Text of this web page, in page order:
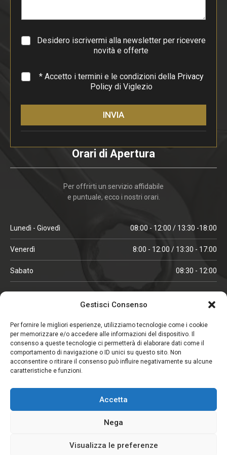
Gestisci Consenso
Per fornire le migliori esperienze, utilizziamo tecnologie come i cookie
per memorizzare e/o accedere alle informazioni del dispositivo. Il
consenso a queste tecnologie ci permetterà di elaborare dati come il
comportamento di navigazione o ID unici su questo sito. Non
acconsentire o ritirare il consenso può influire negativamente su alcune
caratteristiche e funzioni.
Accetta
Nega
Visualizza le preferenze
g
a
f
Desidero iscrivermi alla newsletter per ricevere
novità e offerte
* * Accetto i termini e le condizioni della Privacy
Policydi Viglezio
INVIA
Orari di Apertura
Per offrirti un servizio affidabile
e puntuale, ecco i nostri orari.
Lunedì - Giovedì 08:00 - 12:00 / 13:30 -18:00
Venerdì 8:00 - 12:00 / 13:30 - 17:00
Sabato 08:30 - 12:00
ORARI IN ALTA STAGIONE
Lunedì - Venerdì 08:00 - 12:00 / 13:30 -18:00
Sabato 08:00 - 12:00
CHIUSO IL SABATO
(gennaio, febbraio, agosto, settembre)
Copyright © 2026. Viglezio - Tutti i diritti riservati.